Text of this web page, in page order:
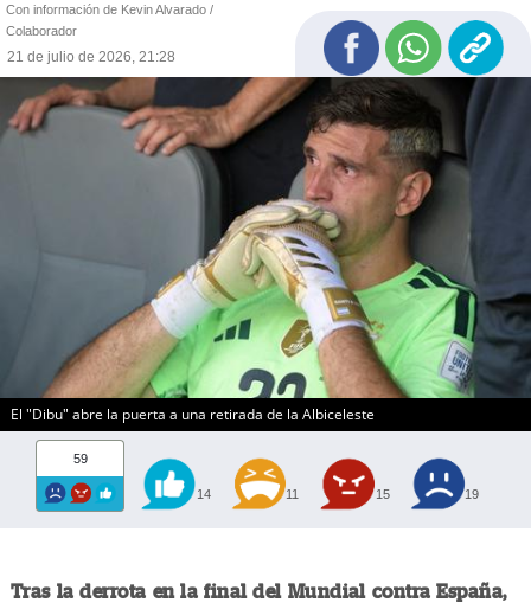
Con información de Kevin Alvarado /
Colaborador
21 de julio de 2026, 21:28
El "Dibu" abre la puerta a una retirada de la Albiceleste
59
14 11 15 19
Tras la derrota en la final del Mundial contra España,